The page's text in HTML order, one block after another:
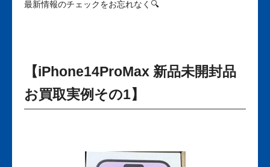
最新情報のチェックをお忘れなく🔍
【iPhone14ProMax 新品未開封品
お買取実例その1】